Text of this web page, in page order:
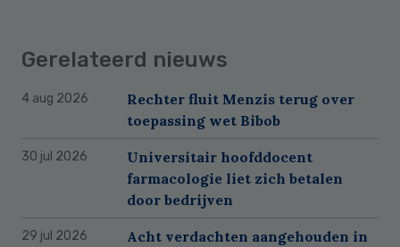
Gerelateerd nieuws
4 aug 2026
Rechter fluit Menzis terug over
toepassing wet Bibob
30 jul 2026
Universitair hoofddocent
farmacologie liet zich betalen
door bedrijven
29 jul 2026
Acht verdachten aangehouden in